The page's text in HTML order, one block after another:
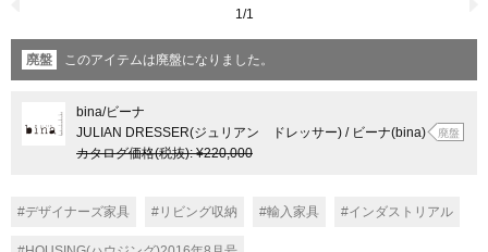
1/1
廃盤 このアイテムは廃盤になりました。
bina/ビーナ
JULIAN DRESSER(ジュリアン ドレッサー) / ビーナ(bina)
廃盤
カタログ価格(税抜): ¥220,000
#デザイナーズ家具 #リビング収納 #輸入家具 #インダストリアル